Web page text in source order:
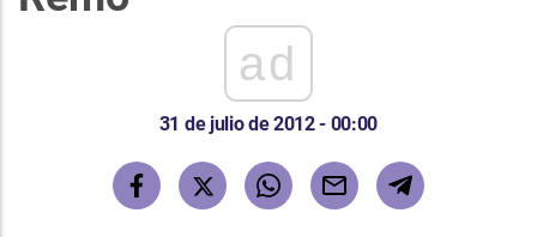
ad
31 de julio de 2012 - 00:00